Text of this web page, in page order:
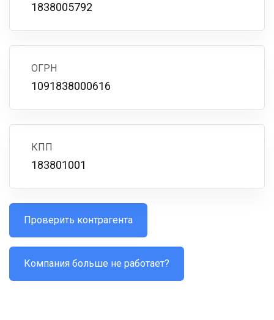
1838005792
ОГРН
1091838000616
КПП
183801001
Проверить контрагента
Компания больше не работает?